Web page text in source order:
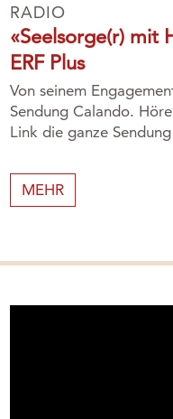
RADIO
«Seelsorge(r) mit
ERF Plus
Von seinem
Sendung Calando.
Link die ganze
MEHR